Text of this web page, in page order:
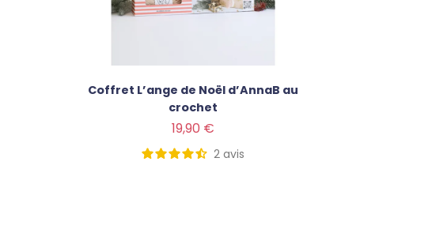
Coffret L’ange de Noël d’AnnaB au
crochet
19,90 €
2 avis